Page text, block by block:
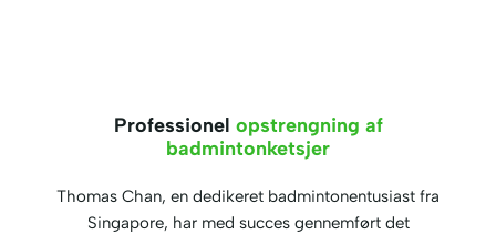
Professionel opstrengning af
badmintonketsjer
Thomas Chan, en dedikeret badmintonentusiast fra
Singapore, har med succes gennemført det